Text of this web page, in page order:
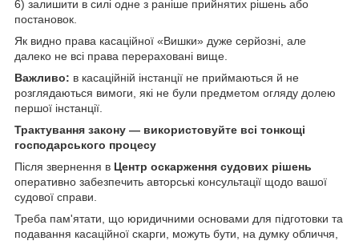
6) залишити в силі одне з раніше прийнятих рішень або
постановок.
Як видно права касаційної «Вишки» дуже серйозні, але
далеко не всі права перераховані вище.
Важливо: в касаційній інстанції не приймаються й не
розглядаються вимоги, які не були предметом огляду долею
першої інстанції.
Трактування закону — використовуйте всі тонкощі
господарського процесу
Після звернення в Центр оскарження судових рішень
оперативно забезпечить авторські консультації щодо вашої
судової справи.
Треба пам'ятати, що юридичними основами для підготовки та
подавання касаційної скарги, можуть бути, на думку обличчя,